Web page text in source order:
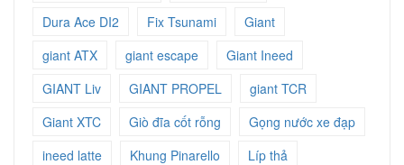
Dura Ace DI2
Fix Tsunami
Giant
giant ATX
giant escape
Giant Ineed
GIANT Liv
GIANT PROPEL
giant TCR
Giant XTC
Giò đĩa cốt rỗng
Gọng nước xe đạp
ineed latte
Khung Pinarello
Líp thả